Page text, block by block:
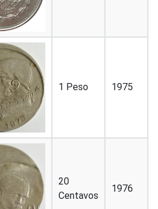
1 Peso 1975
20
Centavos
1976